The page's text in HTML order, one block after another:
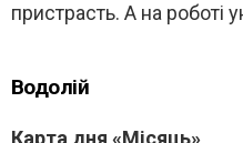
пристрасть. А на роботі
Водолій
Карта дня «Місяць»